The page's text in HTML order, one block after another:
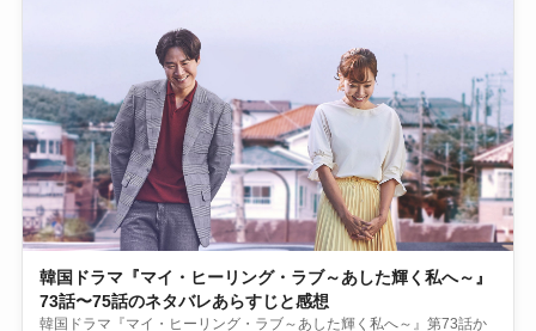
韓国ドラマ『マイ・ヒーリング・ラブ～あした輝く私へ～』
73話〜75話のネタバレあらすじと感想
韓国ドラマ『マイ・ヒーリング・ラブ～あした輝く私へ～』第73話か